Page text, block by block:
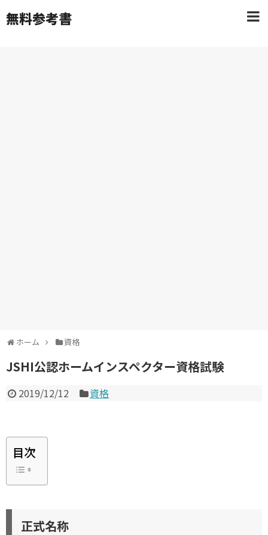
無料参考書
ホーム 資格
JSHI公認ホームインスペクター資格試験
2019/12/12 資格
目次
正式名称